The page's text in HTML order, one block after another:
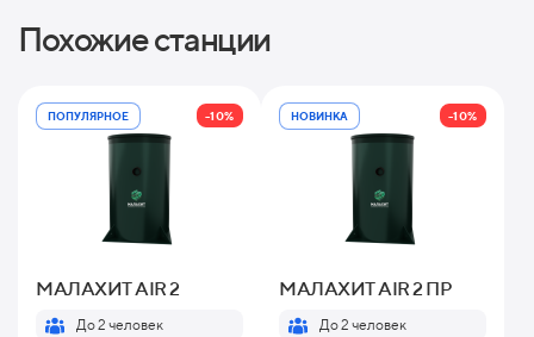
Похожие станции
ПОПУЛЯРНОЕ -10%
МАЛАХИТ AIR 2
До 2 человек
НОВИНКА -10%
МАЛАХИТ AIR 2 ПР
До 2 человек